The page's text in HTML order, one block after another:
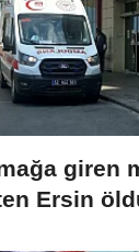
giren
Ersin